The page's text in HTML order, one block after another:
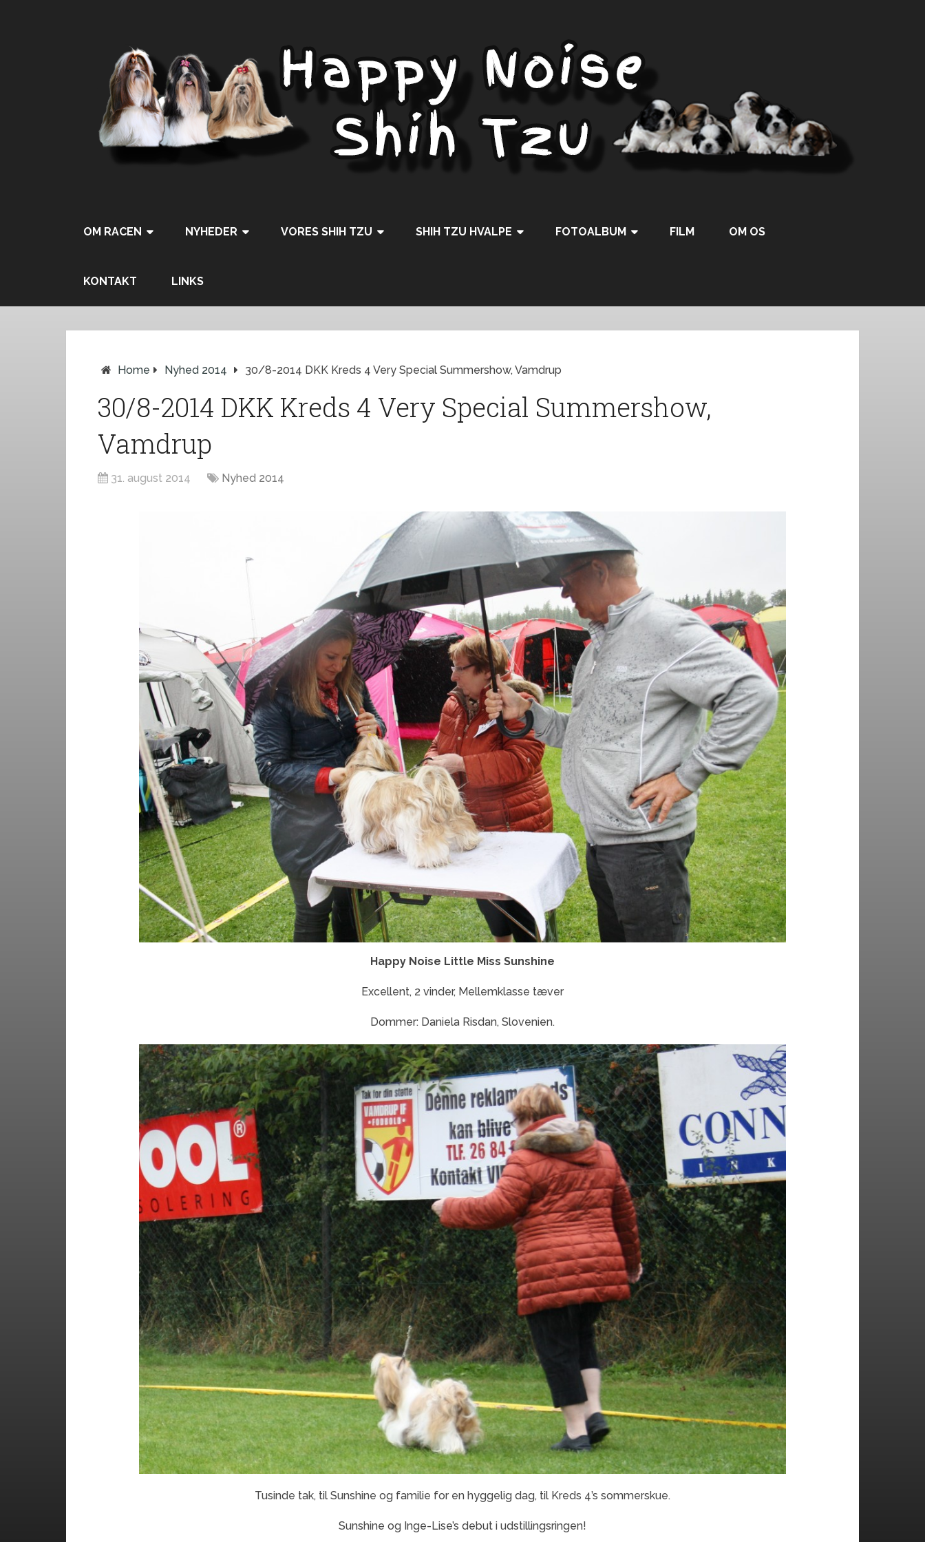
OM RACEN NYHEDER VORES SHIH TZU SHIH TZU HVALPE FOTOALBUM FILM OM OS
KONTAKT LINKS
Home Nyhed 2014 30/8-2014 DKK Kreds 4 Very Special Summershow, Vamdrup
30/8-2014 DKK Kreds 4 Very Special Summershow,
Vamdrup
31. august 2014 Nyhed 2014
Happy Noise Little Miss Sunshine
Excellent, 2 vinder, Mellemklasse tæver
Dommer: Daniela Risdan, Slovenien.
Tusinde tak, til Sunshine og familie for en hyggelig dag, til Kreds 4’s sommerskue.
Sunshine og Inge-Lise’s debut i udstillingsringen!